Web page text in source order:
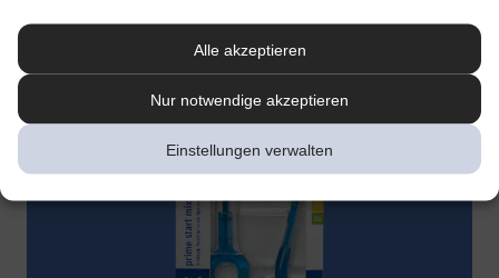
Alle akzeptieren
Nur notwendige akzeptieren
Einstellungen verwalten